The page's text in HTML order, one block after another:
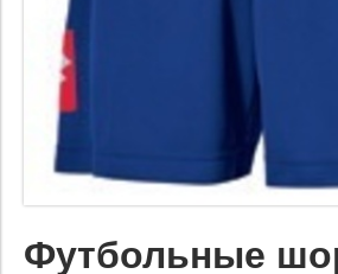
Футбольные